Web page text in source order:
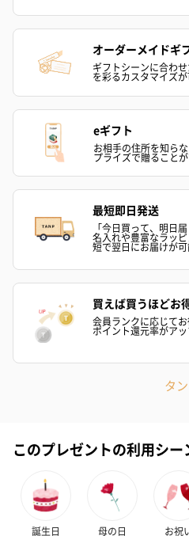
オーダーメイドギ
ギフトシーンに合わ
を彩るカスタマイズが
eギフト
お相手の住所を知ら
プライズで贈ることが
最短即日発送
「今日買って、明日届
名入れや豊富なラッ
短で翌日にお届けが可
買えば買うほどお
会員ランクに応じて
ポイント還元率がア
タ
このプレゼントの利用シー
誕生日 母の日 お祝